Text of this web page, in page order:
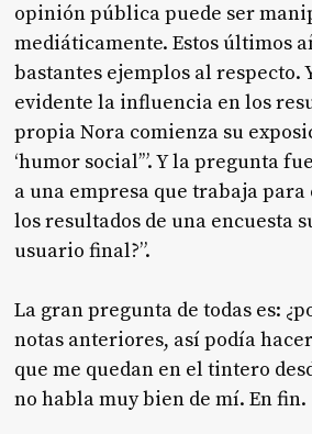
opinión pública puede ser
mediáticamente. Estos últimos
bastantes ejemplos al respecto.
evidente la influencia en los
propia Nora comienza su
‘humor social’”. Y la pregunta
a una empresa que trabaja
los resultados de una encuesta
usuario final?”.
La gran pregunta de todas es:
notas anteriores, así podía
que me quedan en el tintero
no habla muy bien de mí. En fin.